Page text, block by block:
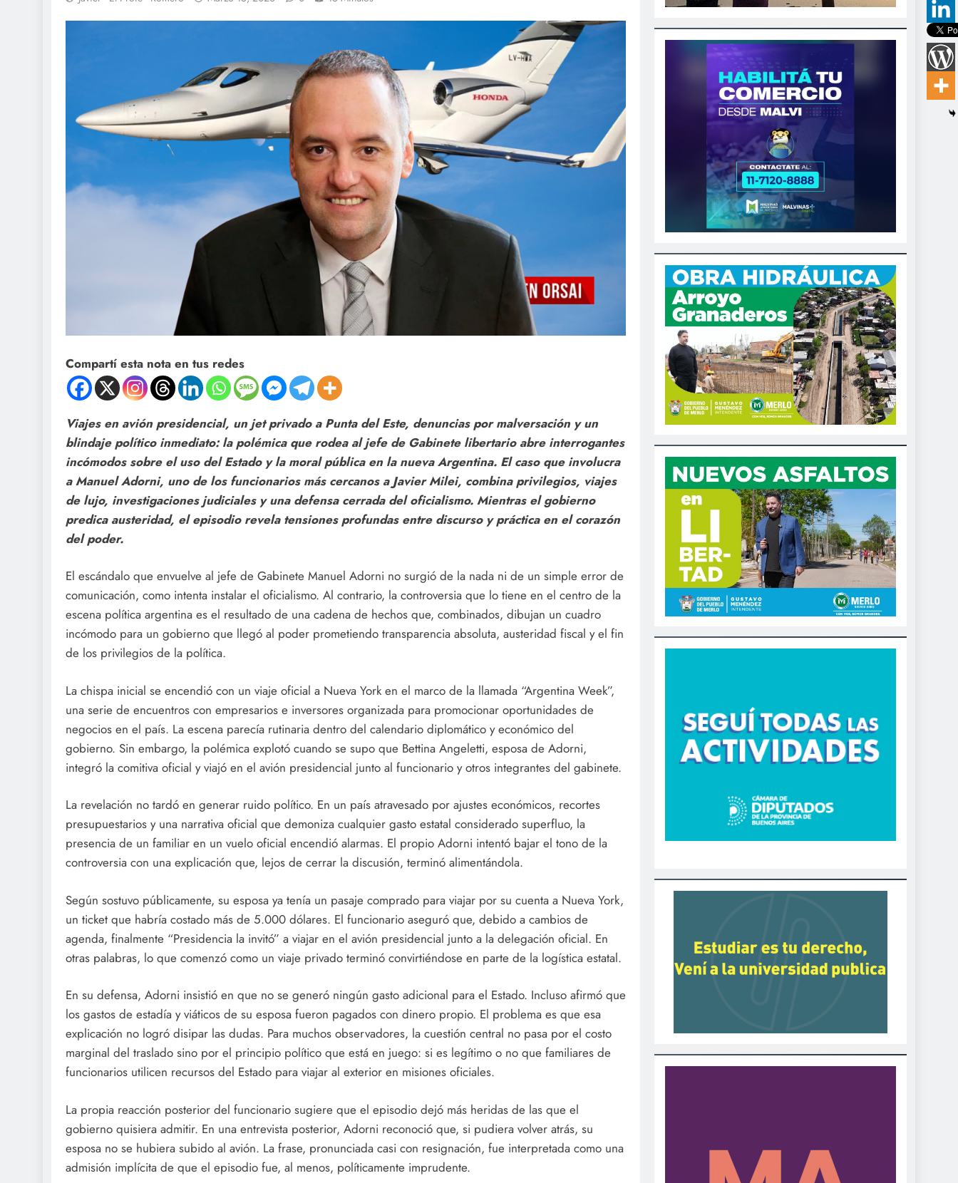
Compartí esta nota en tus redes
Viajes en avión presidencial, un jet privado a Punta del Este, denuncias por malversación y un
blindaje político inmediato: la polémica que rodea al jefe de Gabinete libertario abre interrogantes
incómodos sobre el uso del Estado y la moral pública en la nueva Argentina. El caso que involucra
a Manuel Adorni, uno de los funcionarios más cercanos a Javier Milei, combina privilegios, viajes
de lujo, investigaciones judiciales y una defensa cerrada del oficialismo. Mientras el gobierno
predica austeridad, el episodio revela tensiones profundas entre discurso y práctica en el corazón
del poder.
El escándalo que envuelve al jefe de Gabinete Manuel Adorni no surgió de la nada ni de un simple error de
comunicación, como intenta instalar el oficialismo. Al contrario, la controversia que lo tiene en el centro de la
escena política argentina es el resultado de una cadena de hechos que, combinados, dibujan un cuadro
incómodo para un gobierno que llegó al poder prometiendo transparencia absoluta, austeridad fiscal y el fin
de los privilegios de la política.
La chispa inicial se encendió con un viaje oficial a Nueva York en el marco de la llamada “Argentina Week”,
una serie de encuentros con empresarios e inversores organizada para promocionar oportunidades de
negocios en el país. La escena parecía rutinaria dentro del calendario diplomático y económico del
gobierno. Sin embargo, la polémica explotó cuando se supo que Bettina Angeletti, esposa de Adorni,
integró la comitiva oficial y viajó en el avión presidencial junto al funcionario y otros integrantes del gabinete.
La revelación no tardó en generar ruido político. En un país atravesado por ajustes económicos, recortes
presupuestarios y una narrativa oficial que demoniza cualquier gasto estatal considerado superfluo, la
presencia de un familiar en un vuelo oficial encendió alarmas. El propio Adorni intentó bajar el tono de la
controversia con una explicación que, lejos de cerrar la discusión, terminó alimentándola.
Según sostuvo públicamente, su esposa ya tenía un pasaje comprado para viajar por su cuenta a Nueva York,
un ticket que habría costado más de 5.000 dólares. El funcionario aseguró que, debido a cambios de
agenda, finalmente “Presidencia la invitó” a viajar en el avión presidencial junto a la delegación oficial. En
otras palabras, lo que comenzó como un viaje privado terminó convirtiéndose en parte de la logística estatal.
En su defensa, Adorni insistió en que no se generó ningún gasto adicional para el Estado. Incluso afirmó que
los gastos de estadía y viáticos de su esposa fueron pagados con dinero propio. El problema es que esa
explicación no logró disipar las dudas. Para muchos observadores, la cuestión central no pasa por el costo
marginal del traslado sino por el principio político que está en juego: si es legítimo o no que familiares de
funcionarios utilicen recursos del Estado para viajar al exterior en misiones oficiales.
La propia reacción posterior del funcionario sugiere que el episodio dejó más heridas de las que el
gobierno quisiera admitir. En una entrevista posterior, Adorni reconoció que, si pudiera volver atrás, su
esposa no se hubiera subido al avión. La frase, pronunciada casi con resignación, fue interpretada como una
admisión implícita de que el episodio fue, al menos, políticamente imprudente.